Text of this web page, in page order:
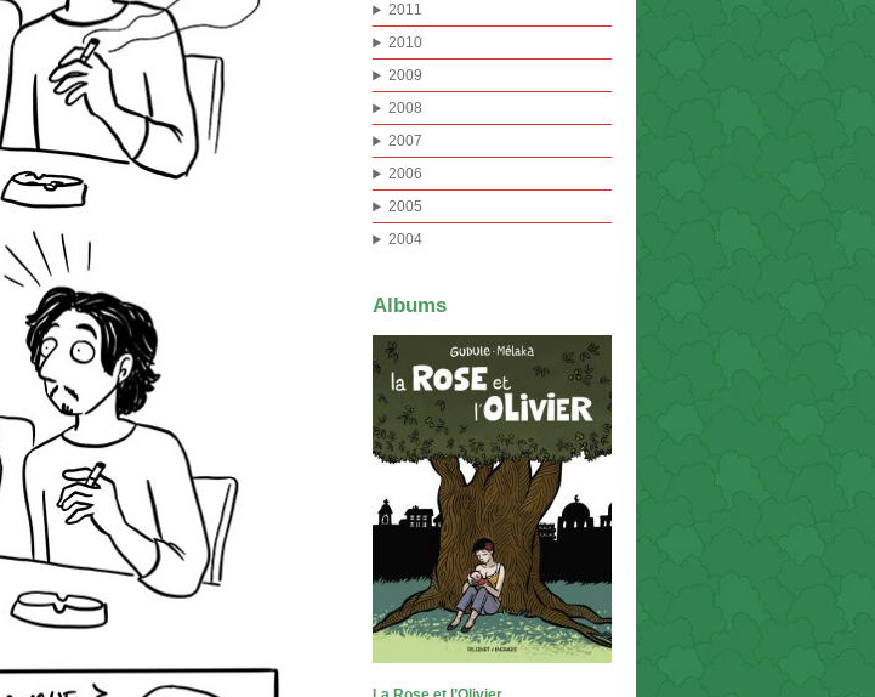
2011
2010
2009
2008
2007
2006
2005
2004
Albums